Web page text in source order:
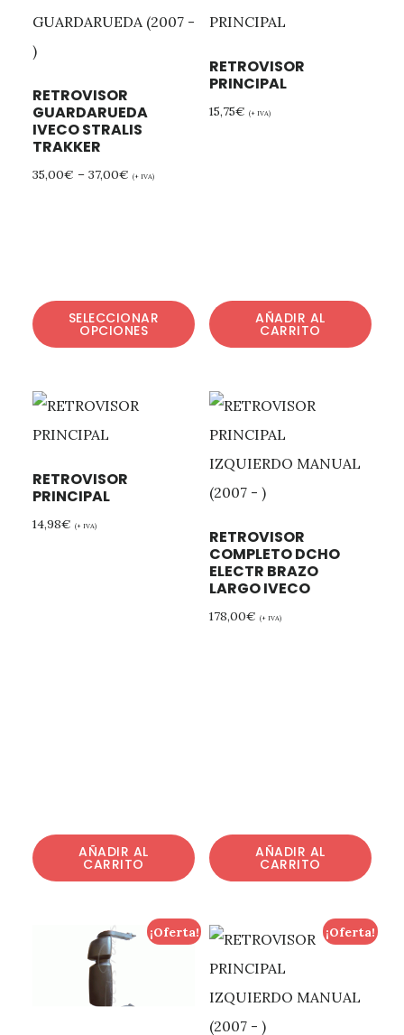
RETROVISOR
GUARDARUEDA
IVECO STRALIS
TRAKKER
35,00€ – 37,00€ (+ IVA)
SELECCIONAR
OPCIONES
RETROVISOR
PRINCIPAL
15,75€ (+ IVA)
AÑADIR AL
CARRITO
RETROVISOR
PRINCIPAL
14,98€ (+ IVA)
AÑADIR AL
CARRITO
RETROVISOR
COMPLETO DCHO
ELECTR BRAZO
LARGO IVECO
178,00€ (+ IVA)
AÑADIR AL
CARRITO
¡Oferta! ¡Oferta!